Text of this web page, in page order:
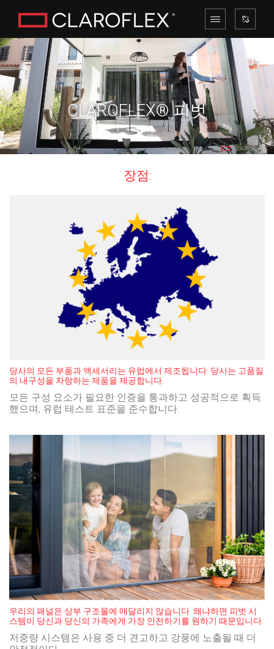
CLAROFLEX® 피벗
장점:
당사의 모든 부품과 액세서리는 유럽에서 제조됩니다. 당사는 고품질
의 내구성을 자랑하는 제품을 제공합니다.
모든 구성 요소가 필요한 인증을 통과하고 성공적으로 획득
했으며, 유럽 테스트 표준을 준수합니다.
우리의 패널은 상부 구조물에 매달리지 않습니다. 왜냐하면 피벗 시
스템이 당신과 당신의 가족에게 가장 안전하기를 원하기 때문입니다.
저중량 시스템은 사용 중 더 견고하고 강풍에 노출될 때 더